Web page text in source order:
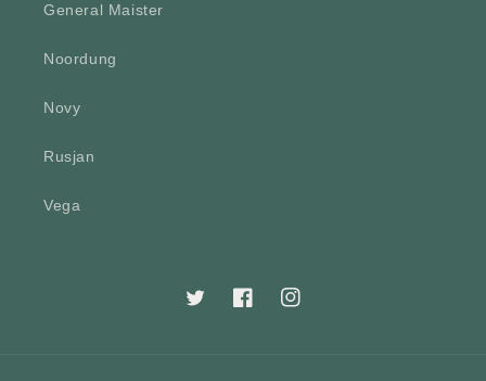
General Maister
Noordung
Novy
Rusjan
Vega
TwitterFacebookInstagram